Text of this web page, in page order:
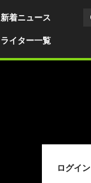
ライター一覧
新着ニュース
ログイン